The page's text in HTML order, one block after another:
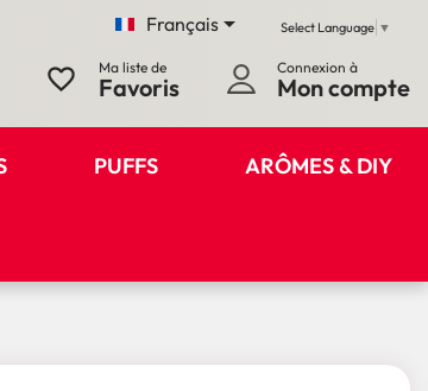
Français Select Language ▼
favorite_border Ma liste de
Favoris
Connexion à
Mon compte
PUFFS ARÔMES & DIY